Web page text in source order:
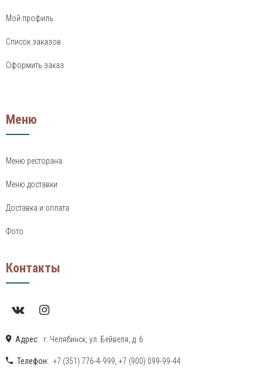
Мой профиль
Список заказов
Оформить заказ
Меню
Меню ресторана
Меню доставки
Доставка и оплата
Фото
Контакты
Адрес: г. Челябинск, ул. Бейвеля, д. 6
Телефон: +7 (351) 776-4-999 +7 (900) 099-99-44